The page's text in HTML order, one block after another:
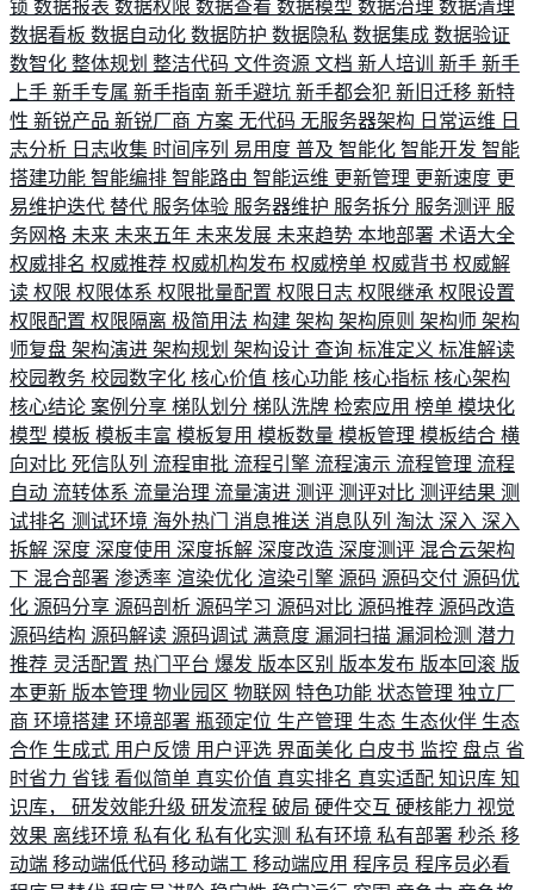
锁 数据报表 数据权限 数据查看 数据模型 数据治理 数据清理
数据看板 数据自动化 数据防护 数据隐私 数据集成 数据验证
数智化 整体规划 整洁代码 文件资源 文档 新人培训 新手 新手
上手 新手专属 新手指南 新手避坑 新手都会犯 新旧迁移 新特
性 新锐产品 新锐厂商 方案 无代码 无服务器架构 日常运维 日
志分析 日志收集 时间序列 易用度 普及 智能化 智能开发 智能
搭建功能 智能编排 智能路由 智能运维 更新管理 更新速度 更
易维护迭代 替代 服务体验 服务器维护 服务拆分 服务测评 服
务网格 未来 未来五年 未来发展 未来趋势 本地部署 术语大全
权威排名 权威推荐 权威机构发布 权威榜单 权威背书 权威解
读 权限 权限体系 权限批量配置 权限日志 权限继承 权限设置
权限配置 权限隔离 极简用法 构建 架构 架构原则 架构师 架构
师复盘 架构演进 架构规划 架构设计 查询 标准定义 标准解读
校园教务 校园数字化 核心价值 核心功能 核心指标 核心架构
核心结论 案例分享 梯队划分 梯队洗牌 检索应用 榜单 模块化
模型 模板 模板丰富 模板复用 模板数量 模板管理 模板结合 横
向对比 死信队列 流程审批 流程引擎 流程演示 流程管理 流程
自动 流转体系 流量治理 流量演进 测评 测评对比 测评结果 测
试排名 测试环境 海外热门 消息推送 消息队列 淘汰 深入 深入
拆解 深度 深度使用 深度拆解 深度改造 深度测评 混合云架构
下 混合部署 渗透率 渲染优化 渲染引擎 源码 源码交付 源码优
化 源码分享 源码剖析 源码学习 源码对比 源码推荐 源码改造
源码结构 源码解读 源码调试 满意度 漏洞扫描 漏洞检测 潜力
推荐 灵活配置 热门平台 爆发 版本区别 版本发布 版本回滚 版
本更新 版本管理 物业园区 物联网 特色功能 状态管理 独立厂
商 环境搭建 环境部署 瓶颈定位 生产管理 生态 生态伙伴 生态
合作 生成式 用户反馈 用户评选 界面美化 白皮书 监控 盘点 省
时省力 省钱 看似简单 真实价值 真实排名 真实适配 知识库 知
识库， 研发效能升级 研发流程 破局 硬件交互 硬核能力 视觉
效果 离线环境 私有化 私有化实测 私有环境 私有部署 秒杀 移
动端 移动端低代码 移动端工 移动端应用 程序员 程序员必看